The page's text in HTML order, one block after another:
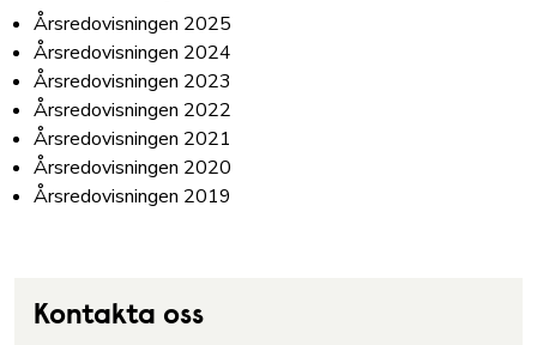
Årsredovisningen 2025
Årsredovisningen 2024
Årsredovisningen 2023
Årsredovisningen 2022
Årsredovisningen 2021
Årsredovisningen 2020
Årsredovisningen 2019
Kontakta oss